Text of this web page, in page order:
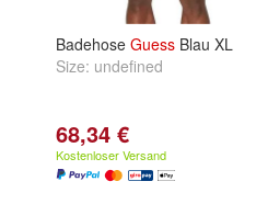
Badehose Guess Blau XL
Size: undefined
68,34 €
Kostenloser Versand